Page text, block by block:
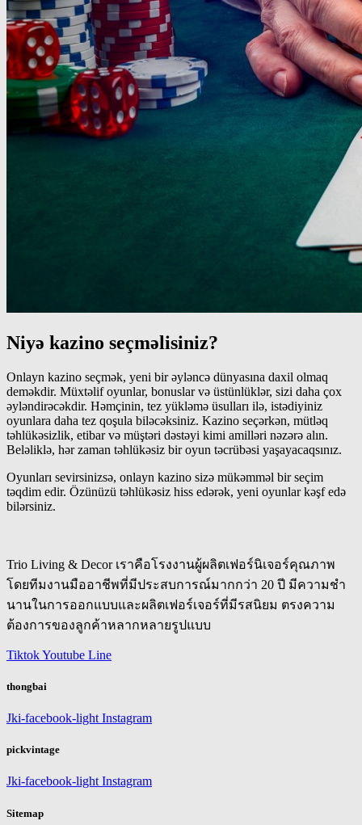
Niyə kazino seçməlisiniz?
Onlayn kazino seçmək, yeni bir əyləncə dünyasına daxil olmaq
deməkdir. Müxtəlif oyunlar, bonuslar və üstünlüklər, sizi daha çox
əyləndirəcəkdir. Həmçinin, tez yükləmə üsulları ilə, istədiyiniz
oyunlara daha tez qoşula biləcəksiniz. Kazino seçərkən, mütləq
təhlükəsizlik, etibar və müştəri dəstəyi kimi amilləri nəzərə alın.
Beləliklə, hər zaman təhlükəsiz bir oyun təcrübəsi yaşayacaqsınız.
Oyunları sevirsinizsə, onlayn kazino sizə mükəmməl bir seçim
təqdim edir. Özünüzü təhlükəsiz hiss edərək, yeni oyunlar kəşf edə
bilərsiniz.
Trio Living & Decor เราคือโรงงานผู้ผลิตเฟอร์นิเจอร์คุณภาพ
โดยทีมงานมืออาชีพที่มีประสบการณ์มากกว่า 20 ปี มีความชำ
นานในการออกแบบและผลิตเฟอร์เจอร์ที่มีรสนิยม ตรงความ
ต้องการของลูกค้าหลากหลายรูปแบบ
TiktokYoutube Line
thongbai
Jki-facebook-light Instagram
pickvintage
Jki-facebook-light Instagram
Sitemap